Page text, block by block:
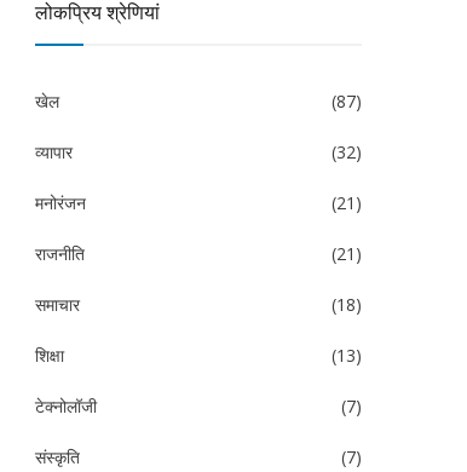
लोकप्रिय श्रेणियां
खेल (87)
व्यापार (32)
मनोरंजन (21)
राजनीति (21)
समाचार (18)
शिक्षा (13)
टेक्नोलॉजी (7)
संस्कृति (7)